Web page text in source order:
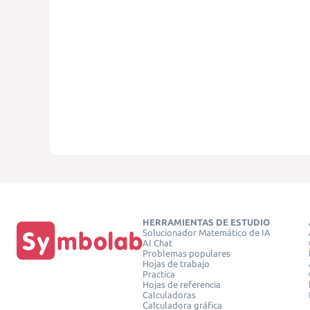
HERRAMIENTAS DE ESTUDIO
Solucionador Matemático de IA
AI Chat
Problemas populares
Hojas de trabajo
Practica
Hojas de referencia
Calculadoras
Calculadora gráfica